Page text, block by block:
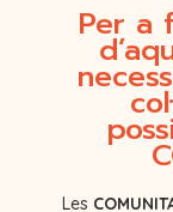
Per a
Les